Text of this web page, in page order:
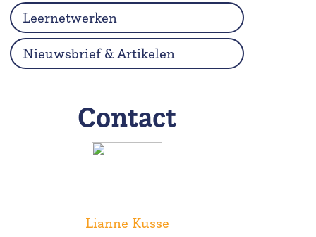
Leernetwerken
Nieuwsbrief & Artikelen
Contact
Lianne Kusse